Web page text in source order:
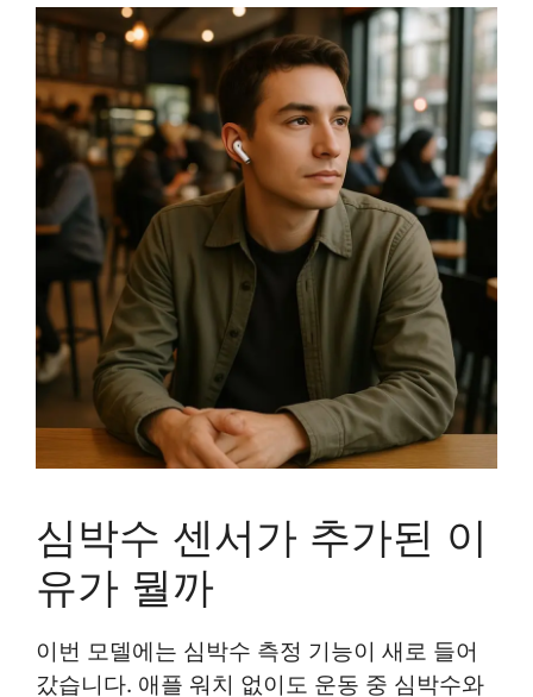
심박수 센서가 추가된 이
유가 뭘까
이번 모델에는 심박수 측정 기능이 새로 들어
갔습니다. 애플 워치 없이도 운동 중 심박수와